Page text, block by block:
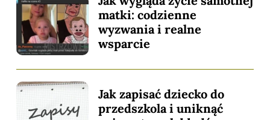
matki: codzienne
wyzwania i realne
wsparcie
Jak zapisać dziecko do
przedszkola i uniknąć